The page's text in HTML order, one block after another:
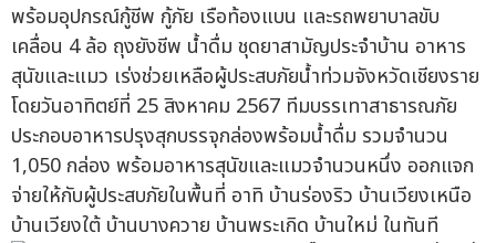
โดยวันอาทิตย์ที่ 25 สิงหาคม 2567 ทีมบรรเทาสาธารณภัย
ประกอบอาหารปรุงสุกบรรจุกล่องพร้อมน้ำดื่ม รวมจำนวน
1,050 กล่อง พร้อมอาหารสุนัขและแมวจำนวนหนึ่ง ออกแจก
จ่ายให้กับผู้ประสบภัยในพื้นที่ อาทิ บ้านร่องริว บ้านเวียงเหนือ
บ้านเวียงใต้ บ้านบางควาย บ้านพระเกิด บ้านใหม่ ในทันที